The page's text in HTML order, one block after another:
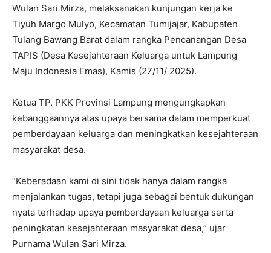
Wulan Sari Mirza, melaksanakan kunjungan kerja ke
Tiyuh Margo Mulyo, Kecamatan Tumijajar, Kabupaten
Tulang Bawang Barat dalam rangka Pencanangan Desa
TAPIS (Desa Kesejahteraan Keluarga untuk Lampung
Maju Indonesia Emas), Kamis (27/11/ 2025).
Ketua TP. PKK Provinsi Lampung mengungkapkan
kebanggaannya atas upaya bersama dalam memperkuat
pemberdayaan keluarga dan meningkatkan kesejahteraan
masyarakat desa.
“Keberadaan kami di sini tidak hanya dalam rangka
menjalankan tugas, tetapi juga sebagai bentuk dukungan
nyata terhadap upaya pemberdayaan keluarga serta
peningkatan kesejahteraan masyarakat desa,” ujar
Purnama Wulan Sari Mirza.